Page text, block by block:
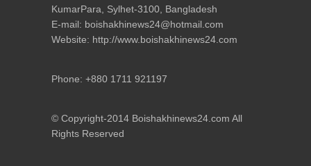
KumarPara, Sylhet-3100, Bangladesh
E-mail: boishakhinews24@hotmail.com
Website: http://www.boishakhinews24.com
Phone: +880 1711 921197
© Copyright-2014 Boishakhinews24.com All
Rights Reserved